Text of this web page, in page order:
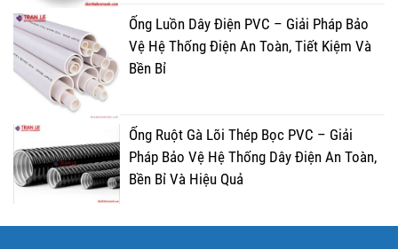
Ống Luồn Dây Điện PVC – Giải Pháp Bảo
Vệ Hệ Thống Điện An Toàn, Tiết Kiệm Và
Bền Bỉ
Ống Ruột Gà Lõi Thép Bọc PVC – Giải
Pháp Bảo Vệ Hệ Thống Dây Điện An Toàn,
Bền Bỉ Và Hiệu Quả